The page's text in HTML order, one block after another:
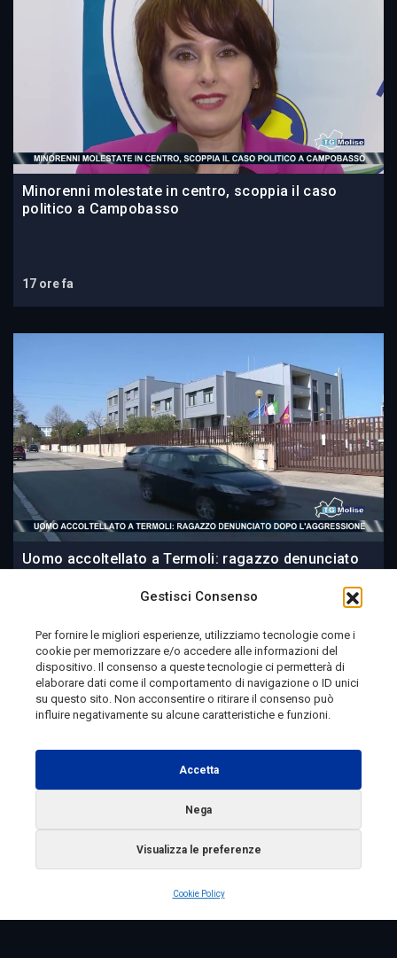
Gestisci Consenso
Per fornire le migliori esperienze, utilizziamo tecnologie come i
cookie per memorizzare e/o accedere alle informazioni del
dispositivo. Il consenso a queste tecnologie ci permetterà di
elaborare dati come il comportamento di navigazione o ID unici
su questo sito. Non acconsentire o ritirare il consenso può
influire negativamente su alcune caratteristiche e funzioni.
Accetta
Nega
Visualizza le preferenze
Cookie Policy
Minorenni molestate in centro, scoppia il caso
politico a Campobasso
17 ore fa
Uomo accoltellato a Termoli: ragazzo denunciato
17 ore fa
Telemolise - reg. Tribunale di Campobasso n. 133 del
10/08/1982 - Direttore Responsabile:MANUELA
Testata Giornalistica Sportiva: reg. Tribunale Di
ANTONIO DI LALLO
Radio Tele Molise s.r.l. - P.IVA 00213640709